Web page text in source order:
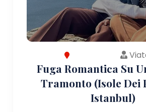
Fuga Romantica Su
Tramonto (Isole Dei
Istanbul)